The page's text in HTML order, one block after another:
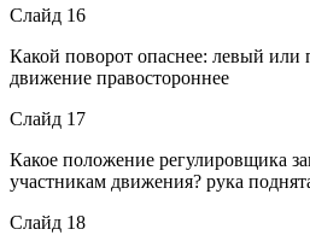
Слайд 16
Какой поворот опаснее: левый или
движение правостороннее
Слайд 17
Какое положение регулировщика
участникам движения? рука
Слайд 18